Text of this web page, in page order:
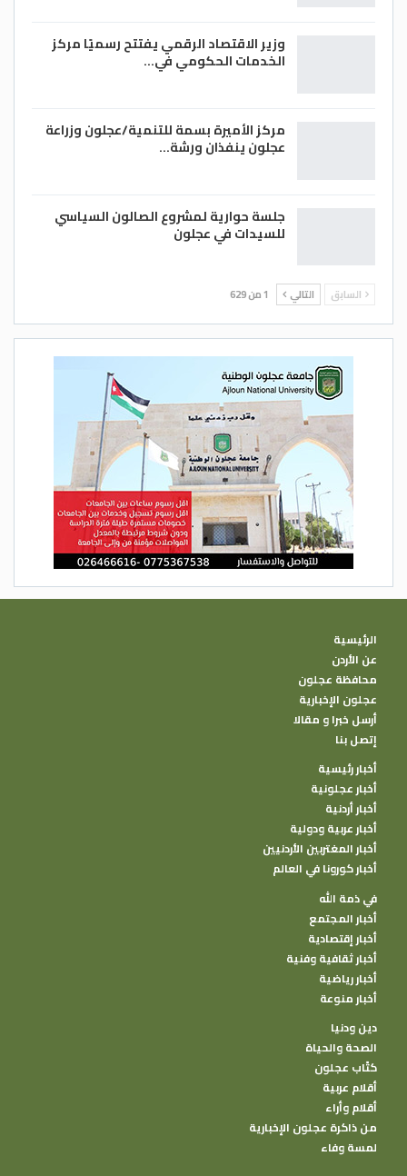
وزير الاقتصاد الرقمي يفتتح رسميًا مركز
الخدمات الحكومي في…
مركز الأميرة بسمة للتنمية/عجلون وزراعة
عجلون ينفذان ورشة…
جلسة حوارية لمشروع الصالون السياسي
للسيدات في عجلون
السابق التالي 1 من 629
الرئيسية
عن الأردن
محافظة عجلون
عجلون الإخبارية
أرسل خبرا و مقالا
إتصل بنا
أخبار رئيسية
أخبار عجلونية
أخبار أردنية
أخبار عربية ودولية
أخبار المغتربين الأردنيين
أخبار كورونا في العالم
في ذمة الله
أخبار المجتمع
أخبار إقتصادية
أخبار ثقافية وفنية
أخبار رياضية
أخبار منوعة
دين ودنيا
الصحة والحياة
كتًاب عجلون
أقلام عربية
أقلام وأراء
من ذاكرة عجلون الإخبارية
لمسة وفاء